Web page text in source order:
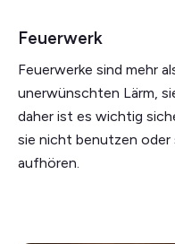
Feuerwerk
Feuerwerke sind mehr
unerwünschten Lärm,
daher ist es wichtig
sie nicht benutzen oder
aufhören.